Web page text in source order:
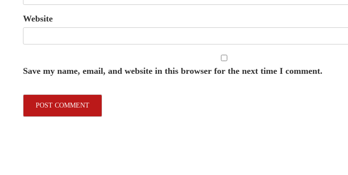
Website
Save my name, email, and website in this browser for the next time I comment.